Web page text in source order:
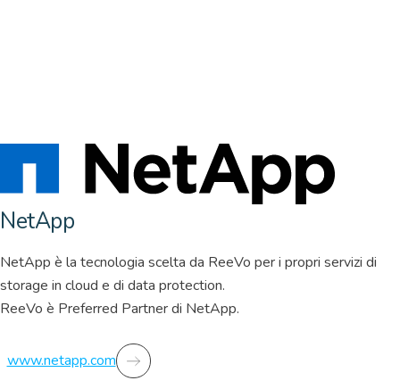
NetApp
NetApp è la tecnologia scelta da ReeVo per i propri servizi di
storage in cloud e di data protection.
ReeVo è Preferred Partner di NetApp.
www.netapp.com